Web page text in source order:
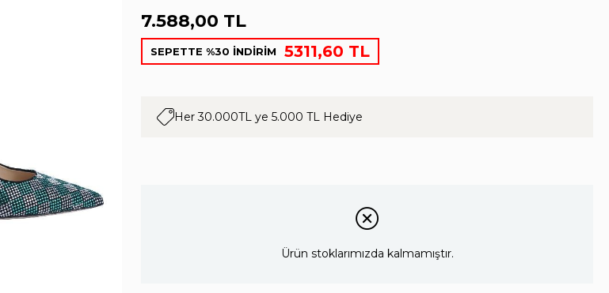
7.588,00 TL
SEPETTE %30 İNDİRİM 5311,60 TL
Her 30.000TL ye 5.000 TL Hediye
Ürün stoklarımızda kalmamıştır.